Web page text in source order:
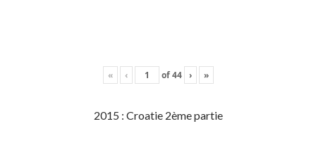
« ‹ of44 › »
2015 : Croatie 2ème partie